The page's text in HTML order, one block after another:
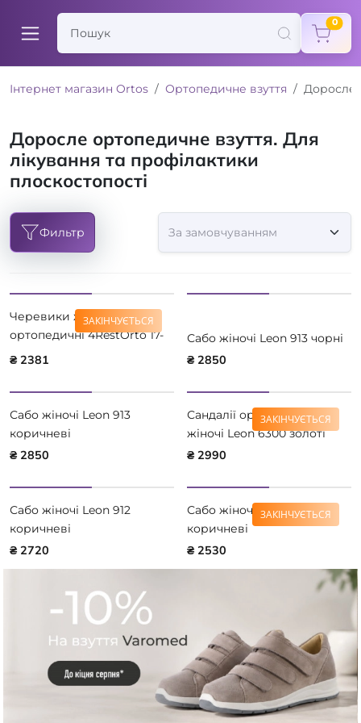
0
Інтернет магазин Ortos Ортопедичне взуття Доросле
Доросле ортопедичне взуття. Для
лікування та профілактики
плоскостопості
Фильтр
ЗАКІНЧУЄТЬСЯ
Черевики жіночі
ортопедичні 4RestOrto 17-
103 р. 36 - 42
₴ 2381
Сабо жіночі Leon 913 чорні
₴ 2850
Сабо жіночі Leon 913
коричневі
₴ 2850
ЗАКІНЧУЄТЬСЯ
Сандалії ортопедичні
жіночі Leon 6300 золоті
₴ 2990
Сабо жіночі Leon 912
коричневі
₴ 2720
ЗАКІНЧУЄТЬСЯ
Сабо жіночі Leon 953
коричневі
₴ 2530